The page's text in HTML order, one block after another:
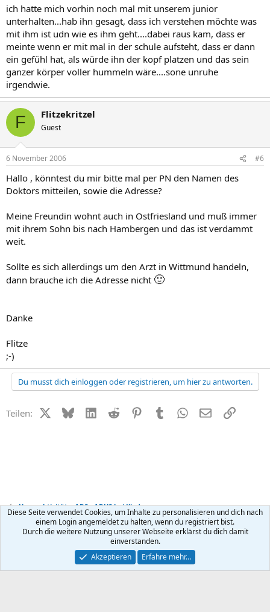
ich hatte mich vorhin noch mal mit unserem junior
unterhalten...hab ihn gesagt, dass ich verstehen möchte was
mit ihm ist udn wie es ihm geht....dabei raus kam, dass er
meinte wenn er mit mal in der schule aufsteht, dass er dann
ein gefühl hat, als würde ihn der kopf platzen und das sein
ganzer körper voller hummeln wäre....sone unruhe
irgendwie.
F Flitzekritzel
Guest
6 November 2006 #6
Hallo , könntest du mir bitte mal per PN den Namen des
Doktors mitteilen, sowie die Adresse?
Meine Freundin wohnt auch in Ostfriesland und muß immer
mit ihrem Sohn bis nach Hambergen und das ist verdammt
weit.
Sollte es sich allerdings um den Arzt in Wittmund handeln,
dann brauche ich die Adresse nicht 🙂
Danke
Flitze
;-)
Du musst dich einloggen oder registrieren, um hier zu antworten.
Teilen: X (Twitter)
BlueskyLinkedIn
Reddit PinterestTumblr WhatsApp
E-MailLink
Hyperaktivität + ADS - ADHS bei Kindern
Kontakt Nutzungsbedingungen Datenschutz Hilfe
R
Community platform by XenForo ® © 2010-2026 XenForo Ltd.
Diese Seite verwendet Cookies, um Inhalte zu personalisieren und dich nach
einem Login angemeldet zu halten, wenn du registriert bist.
Durch die weitere Nutzung unserer Webseite erklärst du dich damit
einverstanden.
Akzeptieren
Erfahre mehr…